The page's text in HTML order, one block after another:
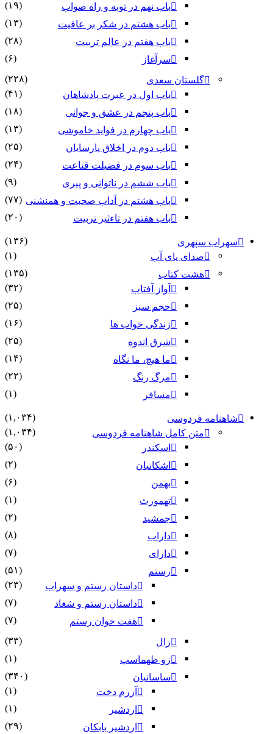
باب نهم در توبه و راه صواب
(۱۹)
باب هشتم در شکر بر عافیت
(۱۳)
باب هفتم در عالم تربیت
(۲۸)
سرآغاز
(۶)
گلستان سعدی
(۲۲۸)
باب اول در عبرت پادشاهان
(۴۱)
باب پنجم در عشق و جوانى
(۱۸)
باب چهارم در فواید خاموشى
(۱۳)
باب دوم در اخلاق پارسایان
(۲۵)
باب سوم در فضیلت قناعت
(۲۴)
باب ششم در ناتوانى و پیرى
(۹)
باب هشتم در آداب صحبت و همنشنى (۷۷)
باب هفتم در تاءثیر تربیت
(۲۰)
سهراب سپهری
(۱۳۶)
صدای پای آب
(۱)
هشت کتاب
(۱۳۵)
آواز آفتاب
(۳۲)
حجم سبز
(۲۵)
زندگی خواب ها
(۱۶)
شرق اندوه
(۲۵)
ما هیچ، ما نگاه
(۱۴)
مرگ رنگ
(۲۲)
مسافر
(۱)
شاهنامه فردوسی
(۱,۰۳۴)
متن کامل شاهنامه فردوسی
(۱,۰۳۴)
اسکندر
(۵۰)
اشکانیان
(۲)
بهمن
(۶)
تهمورث
(۱)
جمشید
(۲)
داراب
(۸)
دارای
(۷)
رستم
(۵۱)
داستان رستم و سهراب
(۲۳)
داستان رستم و شغاد
(۷)
هفت خوان رستم‏
(۷)
زال
(۳۳)
زو طهماسپ‏
(۱)
ساسانیان
(۳۴۰)
آزرم دخت
(۱)
اردشیر
(۱)
اردشیر بابکان
(۲۹)